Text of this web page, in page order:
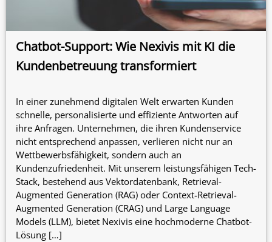
Chatbot-Support: Wie Nexivis mit KI die
Kundenbetreuung transformiert
In einer zunehmend digitalen Welt erwarten Kunden
schnelle, personalisierte und effiziente Antworten auf
ihre Anfragen. Unternehmen, die ihren Kundenservice
nicht entsprechend anpassen, verlieren nicht nur an
Wettbewerbsfähigkeit, sondern auch an
Kundenzufriedenheit. Mit unserem leistungsfähigen Tech-
Stack, bestehend aus Vektordatenbank, Retrieval-
Augmented Generation (RAG) oder Context-Retrieval-
Augmented Generation (CRAG) und Large Language
Models (LLM), bietet Nexivis eine hochmoderne Chatbot-
Lösung […]